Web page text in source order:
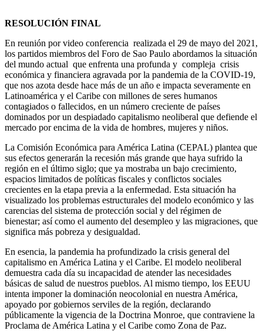
RESOLUCIÓN FINAL
En reunión por video conferencia realizada el 29 de mayo del 2021,
los partidos miembros del Foro de Sao Paulo abordamos la situación
del mundo actual que enfrenta una profunda y compleja crisis
económica y financiera agravada por la pandemia de la COVID-19,
que nos azota desde hace más de un año e impacta severamente en
Latinoamérica y el Caribe con millones de seres humanos
contagiados o fallecidos, en un número creciente de países
dominados por un despiadado capitalismo neoliberal que defiende el
mercado por encima de la vida de hombres, mujeres y niños.
La Comisión Económica para América Latina (CEPAL) plantea que
sus efectos generarán la recesión más grande que haya sufrido la
región en el último siglo; que ya mostraba un bajo crecimiento,
espacios limitados de políticas fiscales y conflictos sociales
crecientes en la etapa previa a la enfermedad. Esta situación ha
visualizado los problemas estructurales del modelo económico y las
carencias del sistema de protección social y del régimen de
bienestar; así como el aumento del desempleo y las migraciones, que
significa más pobreza y desigualdad.
En esencia, la pandemia ha profundizado la crisis general del
capitalismo en América Latina y el Caribe. El modelo neoliberal
demuestra cada día su incapacidad de atender las necesidades
básicas de salud de nuestros pueblos. Al mismo tiempo, los EEUU
intenta imponer la dominación neocolonial en nuestra América,
apoyado por gobiernos serviles de la región, declarando
públicamente la vigencia de la Doctrina Monroe, que contraviene la
Proclama de América Latina y el Caribe como Zona de Paz.